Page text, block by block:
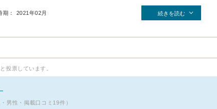
期： 2021年02月 続きを読む
投票しています。
男性・掲載口コミ19件）